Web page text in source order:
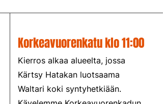
Korkeavuorenkatu klo 11:00
Kierros alkaa alueelta, jossa
Kärtsy Hatakan luotsaama
Waltari koki syntyhetkiään.